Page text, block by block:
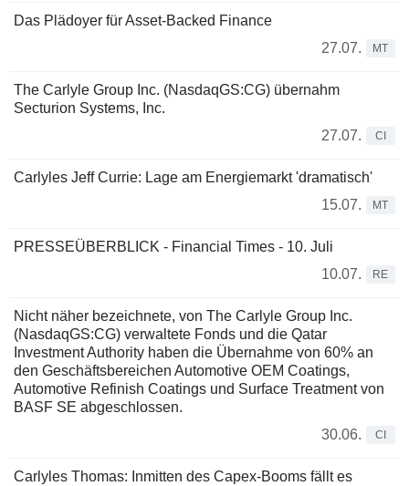
Das Plädoyer für Asset-Backed Finance
27.07.
MT
The Carlyle Group Inc. (NasdaqGS:CG) übernahm
Secturion Systems, Inc.
27.07.
CI
Carlyles Jeff Currie: Lage am Energiemarkt 'dramatisch'
15.07.
MT
PRESSEÜBERBLICK - Financial Times - 10. Juli
10.07.
RE
Nicht näher bezeichnete, von The Carlyle Group Inc.
(NasdaqGS:CG) verwaltete Fonds und die Qatar
Investment Authority haben die Übernahme von 60% an
den Geschäftsbereichen Automotive OEM Coatings,
Automotive Refinish Coatings und Surface Treatment von
BASF SE abgeschlossen.
30.06.
CI
Carlyles Thomas: Inmitten des Capex-Booms fällt es